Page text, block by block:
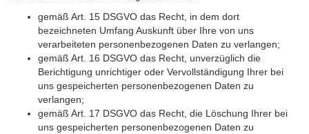
gemäß Art. 15 DSGVO das Recht, in dem dort
bezeichneten Umfang Auskunft über Ihre von uns
verarbeiteten personenbezogenen Daten zu verlangen;
gemäß Art. 16 DSGVO das Recht, unverzüglich die
Berichtigung unrichtiger oder Vervollständigung Ihrer bei
uns gespeicherten personenbezogenen Daten zu
verlangen;
gemäß Art. 17 DSGVO das Recht, die Löschung Ihrer bei
uns gespeicherten personenbezogenen Daten zu